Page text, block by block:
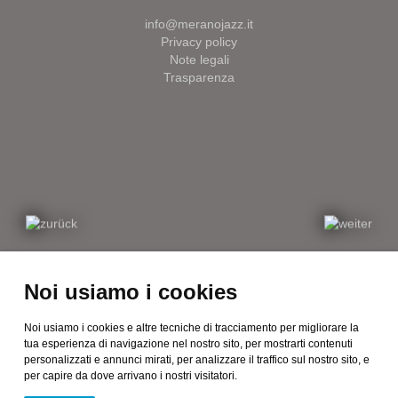
Noi usiamo i cookies
Noi usiamo i cookies e altre tecniche di tracciamento per migliorare la
tua esperienza di navigazione nel nostro sito, per mostrarti contenuti
personalizzati e annunci mirati, per analizzare il traffico sul nostro sito, e
per capire da dove arrivano i nostri visitatori.
info@meranojazz.it
Privacy policy
Note legali
Trasparenza
zurück
weiter